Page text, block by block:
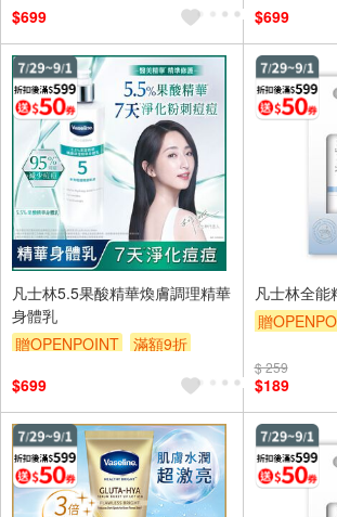
$699 $699
凡士林5.5果酸精華煥膚調理精華
身體乳
贈OPENPOINT
滿額9折
$699
凡士林全
贈
$ 259
$189